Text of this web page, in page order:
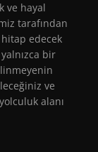
ve hayal
tarafından
edecek
bir
ve
alanı